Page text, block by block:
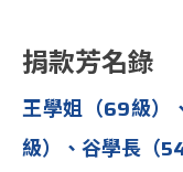
捐款芳名錄
王學姐（69級）
級）、谷學長（